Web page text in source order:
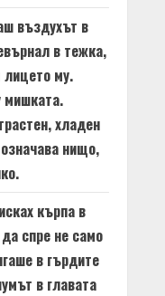
въздухът в
в тежка,
лицето му.
мишката.
хладен
нищо,
кърпа в
спре не само
в гърдите
в главата